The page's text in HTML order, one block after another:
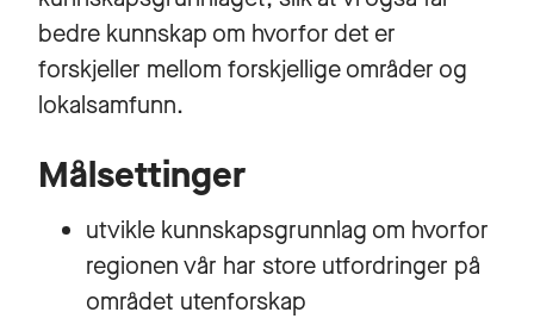
bedre kunnskap om hvorfor det er
forskjeller mellom forskjellige områder og
lokalsamfunn.
Målsettinger
utvikle kunnskapsgrunnlag om hvorfor
regionen vår har store utfordringer på
området utenforskap